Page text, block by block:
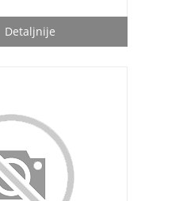
Detaljnije